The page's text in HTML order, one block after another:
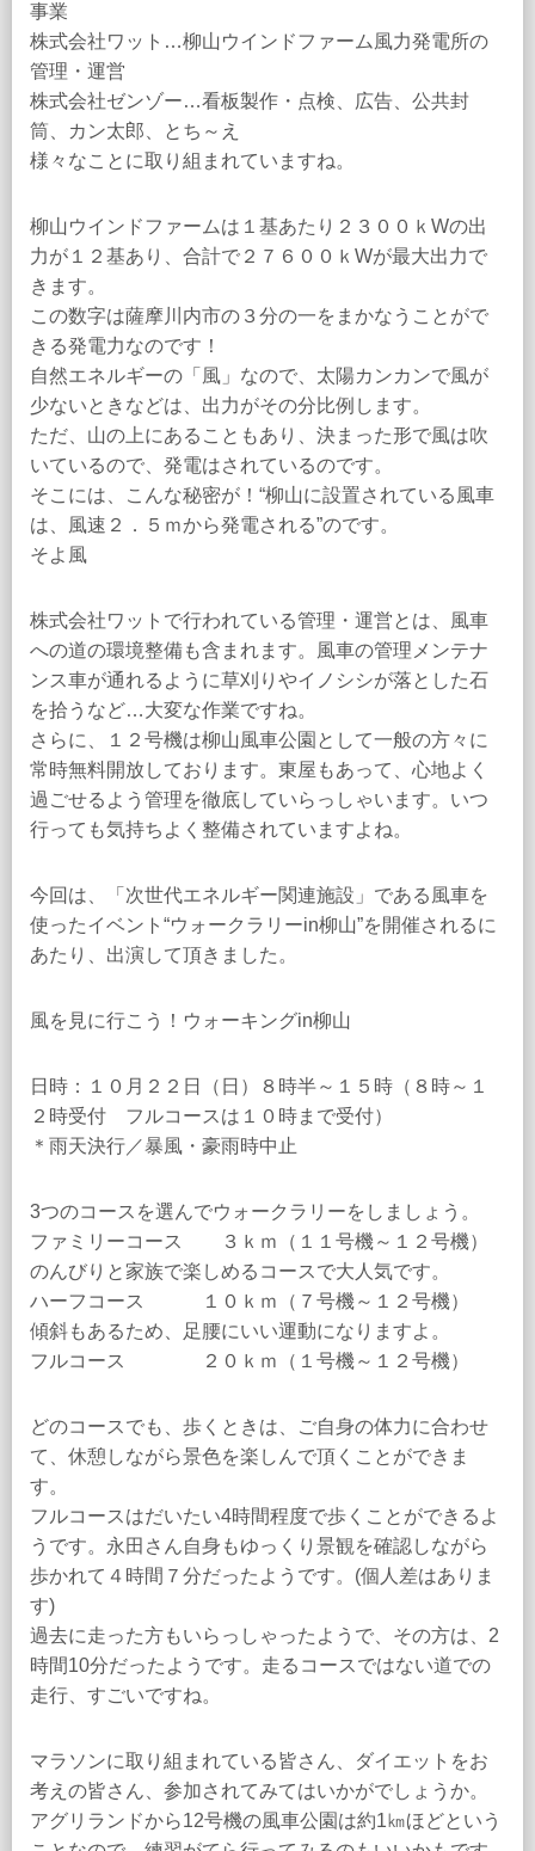
事業
株式会社ワット…柳山ウインドファーム風力発電所の
管理・運営
株式会社ゼンゾー…看板製作・点検、広告、公共封
筒、カン太郎、とち～え
様々なことに取り組まれていますね。
柳山ウインドファームは１基あたり２３００ｋWの出
力が１２基あり、合計で２７６００ｋWが最大出力で
きます。
この数字は薩摩川内市の３分の一をまかなうことがで
きる発電力なのです！
自然エネルギーの「風」なので、太陽カンカンで風が
少ないときなどは、出力がその分比例します。
ただ、山の上にあることもあり、決まった形で風は吹
いているので、発電はされているのです。
そこには、こんな秘密が！“柳山に設置されている風車
は、風速２．５ｍから発電される”のです。
そよ風
株式会社ワットで行われている管理・運営とは、風車
への道の環境整備も含まれます。風車の管理メンテナ
ンス車が通れるように草刈りやイノシシが落とした石
を拾うなど…大変な作業ですね。
さらに、１２号機は柳山風車公園として一般の方々に
常時無料開放しております。東屋もあって、心地よく
過ごせるよう管理を徹底していらっしゃいます。いつ
行っても気持ちよく整備されていますよね。
今回は、「次世代エネルギー関連施設」である風車を
使ったイベント“ウォークラリーin柳山”を開催されるに
あたり、出演して頂きました。
風を見に行こう！ウォーキングin柳山
日時：１０月２２日（日）８時半～１５時（８時～１
２時受付 フルコースは１０時まで受付）
＊雨天決行／暴風・豪雨時中止
3つのコースを選んでウォークラリーをしましょう。
ファミリーコース ３ｋｍ（１１号機～１２号機）
のんびりと家族で楽しめるコースで大人気です。
ハーフコース １０ｋｍ（７号機～１２号機）
傾斜もあるため、足腰にいい運動になりますよ。
フルコース ２０ｋｍ（１号機～１２号機）
どのコースでも、歩くときは、ご自身の体力に合わせ
て、休憩しながら景色を楽しんで頂くことができま
す。
フルコースはだいたい4時間程度で歩くことができるよ
うです。永田さん自身もゆっくり景観を確認しながら
歩かれて４時間７分だったようです。(個人差はありま
す)
過去に走った方もいらっしゃったようで、その方は、2
時間10分だったようです。走るコースではない道での
走行、すごいですね。
マラソンに取り組まれている皆さん、ダイエットをお
考えの皆さん、参加されてみてはいかがでしょうか。
アグリランドから12号機の風車公園は約1㎞ほどという